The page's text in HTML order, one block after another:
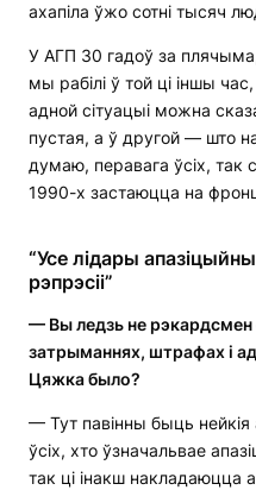
ахапіла ўжо сотні тысяч
У АГП 30 гадоў за
мы рабілі ў той ці іншы
адной сітуацыі можна
пустая, а ў другой — што
думаю, перавага ўсіх, так
1990-х застаюцца на
“Усе лідары
рэпрэсіі”
— Вы ледзь не рэкардсмен
затрыманнях, штрафах і
Цяжка было?
— Тут павінны быць нейкія
ўсіх, хто ўзначальвае
так ці інакш накладаюцца